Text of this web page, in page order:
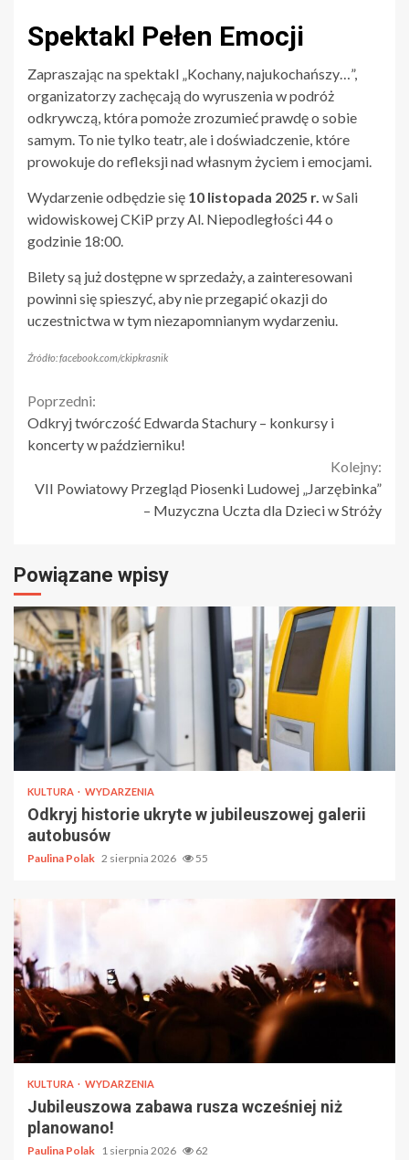
Spektakl Pełen Emocji
Zapraszając na spektakl „Kochany, najukochańszy…”,
organizatorzy zachęcają do wyruszenia w podróż
odkrywczą, która pomoże zrozumieć prawdę o sobie
samym. To nie tylko teatr, ale i doświadczenie, które
prowokuje do refleksji nad własnym życiem i emocjami.
Wydarzenie odbędzie się 10 listopada 2025 r. w Sali
widowiskowej CKiP przy Al. Niepodległości 44 o
godzinie 18:00.
Bilety są już dostępne w sprzedaży, a zainteresowani
powinni się spieszyć, aby nie przegapić okazji do
uczestnictwa w tym niezapomnianym wydarzeniu.
Źródło: facebook.com/ckipkrasnik
Continue
Reading
Poprzedni:
Odkryj twórczość Edwarda Stachury – konkursy i
koncerty w październiku!
Kolejny:
VII Powiatowy Przegląd Piosenki Ludowej „Jarzębinka”
– Muzyczna Uczta dla Dzieci w Stróży
Powiązane wpisy
KULTURA WYDARZENIA
Odkryj historie ukryte w jubileuszowej galerii
autobusów
Paulina Polak 2 sierpnia 2026 55
KULTURA WYDARZENIA
Jubileuszowa zabawa rusza wcześniej niż
planowano!
Paulina Polak 1 sierpnia 2026 62